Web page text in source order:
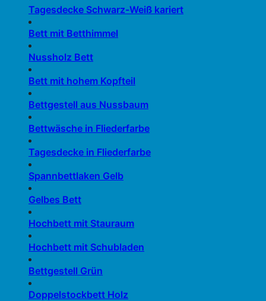
Tagesdecke Schwarz-Weiß kariert
Bett mit Betthimmel
Nussholz Bett
Bett mit hohem Kopfteil
Bettgestell aus Nussbaum
Bettwäsche in Fliederfarbe
Tagesdecke in Fliederfarbe
Spannbettlaken Gelb
Gelbes Bett
Hochbett mit Stauraum
Hochbett mit Schubladen
Bettgestell Grün
Doppelstockbett Holz